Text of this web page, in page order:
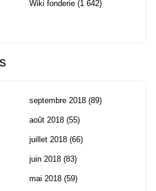
Wiki fonderie (1 642)
septembre 2018 (89)
août 2018 (55)
juillet 2018 (66)
juin 2018 (83)
mai 2018 (59)